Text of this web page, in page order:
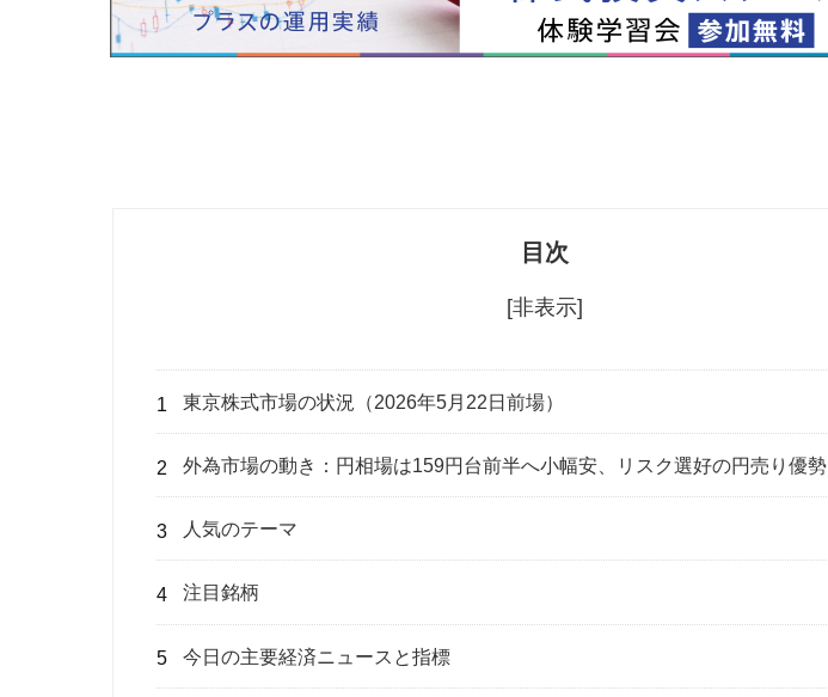
目次
[非表示]
東京株式市場の状況（2026年5月22日前場）
外為市場の動き：円相場は159円台前半へ小幅安、リスク選好の円売り優勢
人気のテーマ
注目銘柄
今日の主要経済ニュースと指標